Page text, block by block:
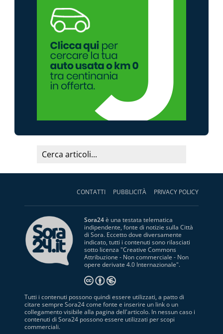
CONTATTI PUBBLICITÀ PRIVACY POLICY
Sora24è una testata telematica
indipendente, fonte di notizie sulla Città
di Sora. Eccetto dove diversamente
indicato, tutti i contenuti sono rilasciati
sotto licenza "Creative Commons
Attribuzione - Non commerciale - Non
opere derivate 4.0 Internazionale".
Tutti i contenuti possono quindi essere utilizzati, a patto di
citare sempre Sora24 come fonte e inserire un link o un
collegamento visibile alla pagina dell'articolo. In nessun caso i
contenuti di Sora24 possono essere utilizzati per scopi
commerciali.